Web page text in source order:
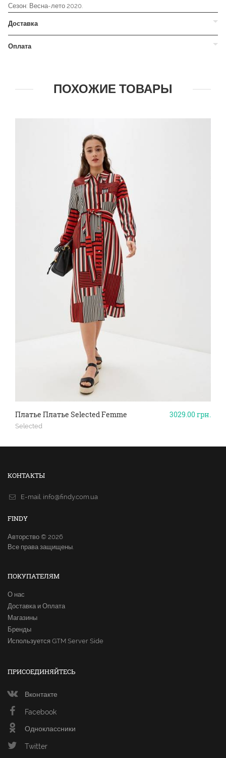
Сезон: Весна-лето 2020.
Доставка
Оплата
ПОХОЖИЕ ТОВАРЫ
3029.00грн.
Платье Платье Selected Femme
Selected
КОНТАКТЫ
E-mail. info@findy.com.ua
FINDY
Авторство © 2026
Все права защищены.
ПОКУПАТЕЛЯМ
О нас
Доставка и Оплата
Магазины
Бренды
Используется GTM Server Side
ПРИСОЕДИНЯЙТЕСЬ
Вконтакте
Facebook
Одноклассники
Twitter